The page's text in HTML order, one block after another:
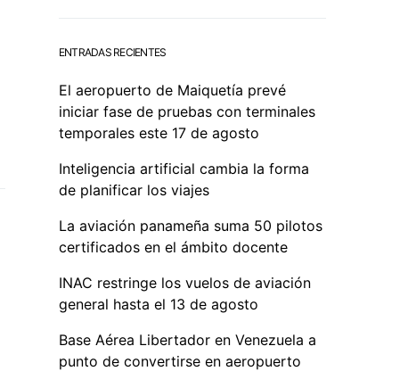
ENTRADAS RECIENTES
El aeropuerto de Maiquetía prevé
iniciar fase de pruebas con terminales
temporales este 17 de agosto
Inteligencia artificial cambia la forma
de planificar los viajes
La aviación panameña suma 50 pilotos
certificados en el ámbito docente
INAC restringe los vuelos de aviación
general hasta el 13 de agosto
Base Aérea Libertador en Venezuela a
punto de convertirse en aeropuerto